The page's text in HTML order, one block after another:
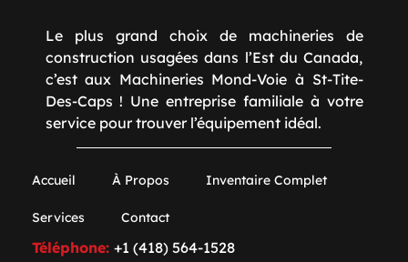
Le plus grand choix de machineries de
construction usagées dans l’Est du Canada,
c’est aux Machineries Mond-Voie à St-Tite-
Des-Caps ! Une entreprise familiale à votre
service pour trouver l’équipement idéal.
Accueil À Propos Inventaire Complet
Services Contact
Téléphone: +1 (418) 564-1528